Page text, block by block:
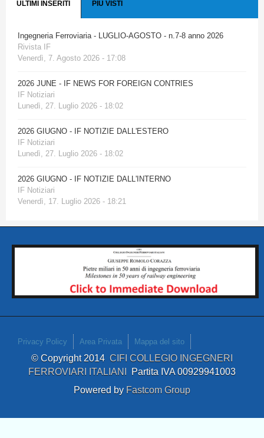
ULTIMI INSERITI PIÙ VISTI
Ingegneria Ferroviaria - LUGLIO-AGOSTO - n.7-8 anno 2026
Rivista IF
Venerdì, 7. Agosto 2026 - 17:08
2026 JUNE - IF NEWS FOR FOREIGN CONTRIES
IF Notiziari
Lunedì, 27. Luglio 2026 - 18:02
2026 GIUGNO - IF NOTIZIE DALL'ESTERO
IF Notiziari
Lunedì, 27. Luglio 2026 - 18:02
2026 GIUGNO - IF NOTIZIE DALL'INTERNO
IF Notiziari
Venerdì, 17. Luglio 2026 - 18:21
Privacy Policy Area Privata Mappa del sito
© Copyright 2014 CIFI COLLEGIO INGEGNERI
FERROVIARI ITALIANI Partita IVA 00929941003
Powered by Fastcom Group